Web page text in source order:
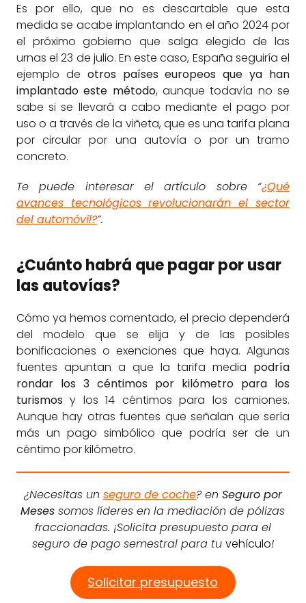
Es por ello, que no es descartable que esta
medida se acabe implantando en el año 2024 por
el próximo gobierno que salga elegido de las
urnas el 23 de julio. En este caso, España seguiría el
ejemplo de otros países europeos que ya han
implantado este método, aunque todavía no se
sabe si se llevará a cabo mediante el pago por
uso o a través de la viñeta, que es una tarifa plana
por circular por una autovía o por un tramo
concreto.
Te puede interesar el artículo sobre “¿Qué
avances tecnológicos revolucionarán el sector
del automóvil?”.
¿Cuánto habrá que pagar por usar
las autovías?
Cómo ya hemos comentado, el precio dependerá
del modelo que se elija y de las posibles
bonificaciones o exenciones que haya. Algunas
fuentes apuntan a que la tarifa media podría
rondar los 3 céntimos por kilómetro para los
turismosy los 14 céntimos para los camiones.
Aunque hay otras fuentes que señalan que sería
más un pago simbólico que podría ser de un
céntimo por kilómetro.
¿Necesitas un seguro de coche? en Seguro por
Meses somos líderes en la mediación de pólizas
fraccionadas. ¡Solicita presupuesto para el
seguro de pago semestral para tu vehículo!
Solicitar presupuesto